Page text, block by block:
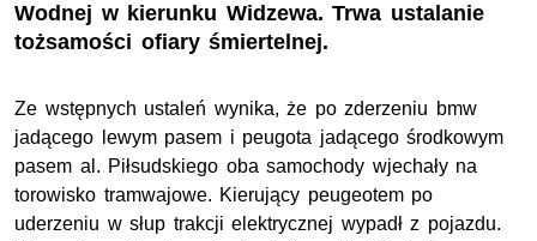
Wodnej w kierunku Widzewa. Trwa ustalanie
tożsamości ofiary śmiertelnej.
Ze wstępnych ustaleń wynika, że po zderzeniu bmw
jadącego lewym pasem i peugota jadącego środkowym
pasem al. Piłsudskiego oba samochody wjechały na
torowisko tramwajowe. Kierujący peugeotem po
uderzeniu w słup trakcji elektrycznej wypadł z pojazdu.